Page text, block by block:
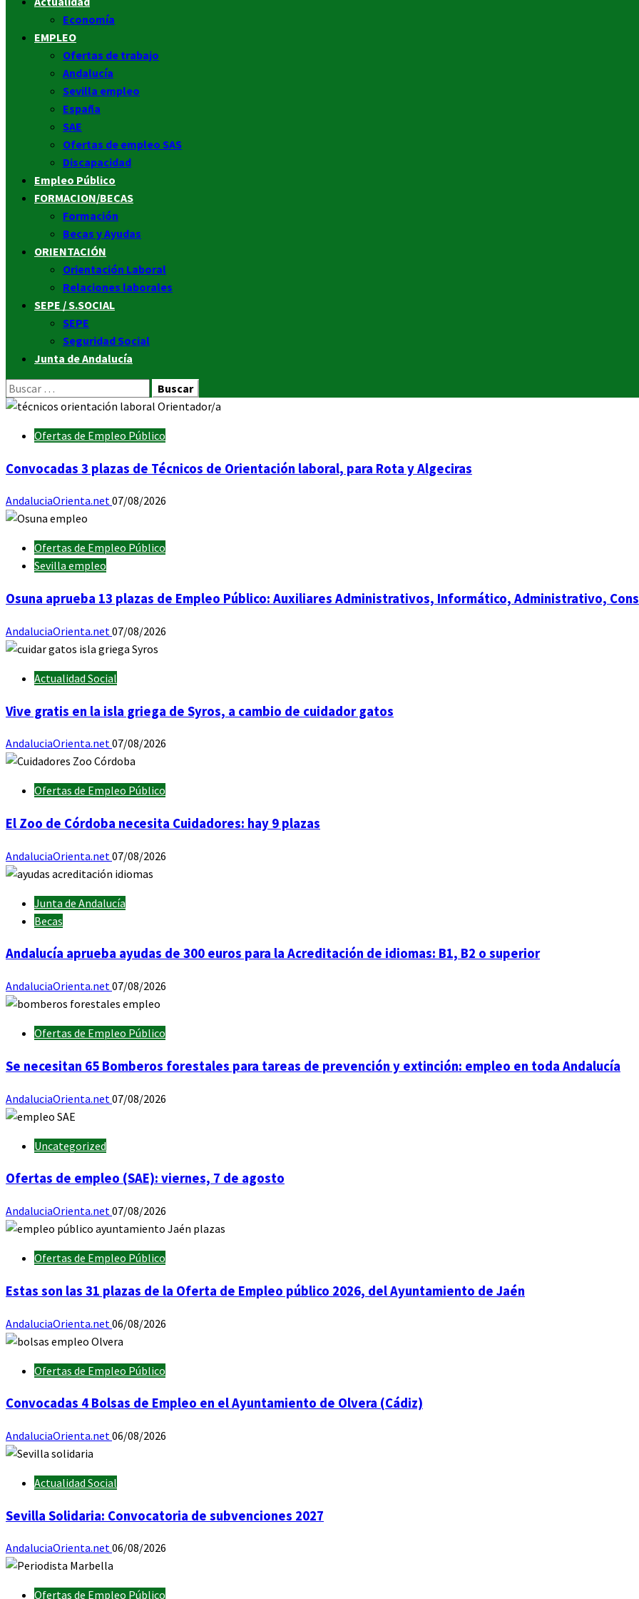
Economía
EMPLEO
Ofertas de trabajo
Andalucía
Sevilla empleo
España
SAE
Ofertas de empleo SAS
Discapacidad
Empleo Público
FORMACION/BECAS
Formación
Becas y Ayudas
ORIENTACIÓN
Orientación Laboral
Relaciones laborales
SEPE / S.SOCIAL
SEPE
Seguridad Social
Junta de Andalucía
Buscar:
Ofertas de Empleo Público
Convocadas 3 plazas de Técnicos de Orientación laboral, para Rota y Algeciras
AndaluciaOrienta.net07/08/2026
Ofertas de Empleo Público
Sevilla empleo
Osuna aprueba 13 plazas de Empleo Público: Auxiliares Administrativos, Informático, Administrativo,
AndaluciaOrienta.net 07/08/2026
Actualidad Social
Vive gratis en la isla griega de Syros, a cambio de cuidador gatos
AndaluciaOrienta.net07/08/2026
Ofertas de Empleo Público
El Zoo de Córdoba necesita Cuidadores: hay 9 plazas
AndaluciaOrienta.net 07/08/2026
Junta de Andalucía
Becas
Andalucía aprueba ayudas de 300 euros para la Acreditación de idiomas: B1, B2 o superior
AndaluciaOrienta.net07/08/2026
Ofertas de Empleo Público
Se necesitan 65 Bomberos forestales para tareas de prevención y extinción: empleo en toda Andalucía
AndaluciaOrienta.net 07/08/2026
Uncategorized
Ofertas de empleo (SAE): viernes, 7 de agosto
AndaluciaOrienta.net07/08/2026
Ofertas de Empleo Público
Estas son las 31 plazas de la Oferta de Empleo público 2026, del Ayuntamiento de Jaén
AndaluciaOrienta.net 06/08/2026
Ofertas de Empleo Público
Convocadas 4 Bolsas de Empleo en el Ayuntamiento de Olvera (Cádiz)
AndaluciaOrienta.net 06/08/2026
Actualidad Social
Sevilla Solidaria: Convocatoria de subvenciones 2027
AndaluciaOrienta.net06/08/2026
Ofertas de Empleo Público